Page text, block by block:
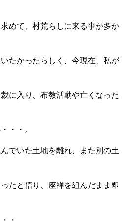
求めて、村荒らしに来る事が多か
たかったらしく、今現在、私が
に入り、布教活動や亡くなった
・・。
でいた土地を離れ、また別の土
たと悟り、座禅を組んだまま即